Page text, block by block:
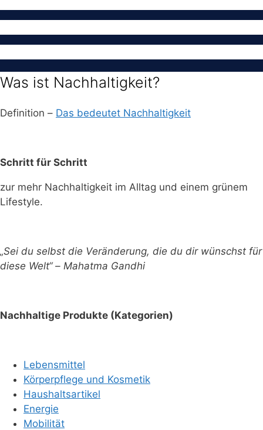
Was ist Nachhaltigkeit?
Definition – Das bedeutet Nachhaltigkeit
Schritt für Schritt
zur mehr Nachhaltigkeit im Alltag und einem grünem
Lifestyle.
„Sei du selbst die Veränderung, die du dir wünschst für
diese Welt“ – Mahatma Gandhi
Nachhaltige Produkte (Kategorien)
Lebensmittel
Körperpflege und Kosmetik
Haushaltsartikel
Energie
Mobilität